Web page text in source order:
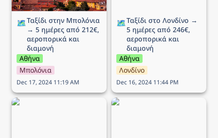
🗺️Ταξίδι στην Μπολόνια
→ 5 ημέρες από 212€,
αεροπορικά και
διαμονή
Αθήνα
Μπολόνια
Dec 17, 2024 11:19 AM
🗺️Ταξίδι στο Λονδίνο →
5 ημέρες από 246€,
αεροπορικά και
διαμονή
Αθήνα
Λονδίνο
Dec 16, 2024 11:44 PM
Ταξίδι στη Βενετία → 5
Ταξίδι στην Λιουμπλιάνα